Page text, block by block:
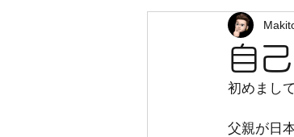
自
初めまし
父親が日